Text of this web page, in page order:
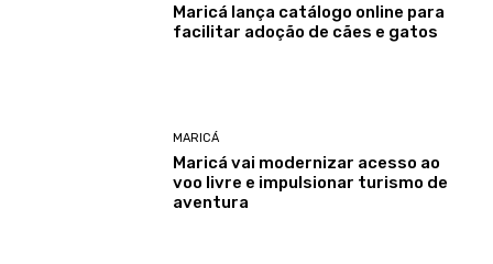
Maricá lança catálogo online para
facilitar adoção de cães e gatos
MARICÁ
Maricá vai modernizar acesso ao
voo livre e impulsionar turismo de
aventura